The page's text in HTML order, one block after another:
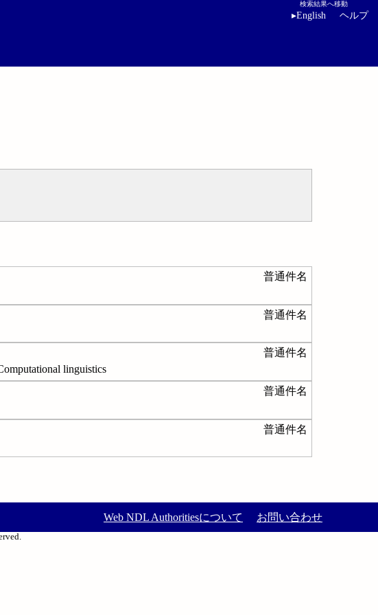
検索結果へ移動
▸English ヘルプ
普通件名
普通件名
普通件名
linguistics
普通件名
普通件名
Web NDL Authoritiesについて お問い合わせ